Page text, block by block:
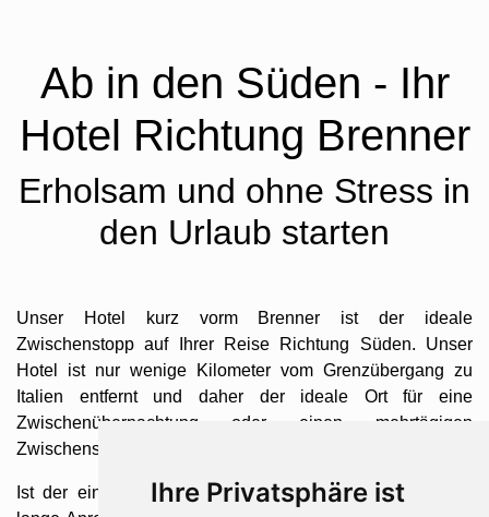
Ihre Privatsphäre ist
Ab in den Süden - Ihr
Hotel Richtung Brenner
Erholsam und ohne Stress in
den Urlaub starten
Unser Hotel kurz vorm Brenner ist der ideale
Zwischenstopp auf Ihrer Reise Richtung Süden. Unser
Hotel ist nur wenige Kilometer vom Grenzübergang zu
Italien entfernt und daher der ideale Ort für eine
Zwischenübernachtung oder einen mehrtägigen
Zwischenstopp.
Ist der einzige Wermutstropfen Ihres Italien Urlaubs die